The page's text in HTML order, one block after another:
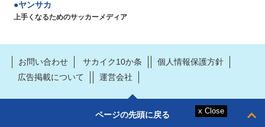
ヤンサカ
上手くなるためのサッカーメディア
お問い合わせ サカイク10か条
個人情報保護方針
広告掲載について
運営会社
ページの先頭に戻る